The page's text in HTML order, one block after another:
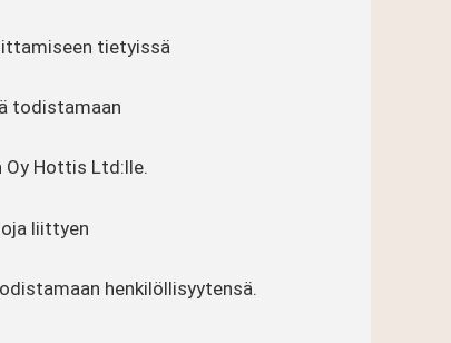
tietyissä
todistamaan
Oy Hottis Ltd:lle.
liittyen
henkilöllisyytensä.